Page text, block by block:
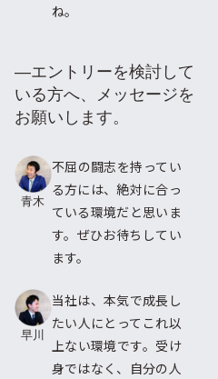
ね。
―エントリーを検討して
いる方へ、メッセージを
お願いします。
青木
不屈の闘志を持ってい
る方には、絶対に合っ
ている環境だと思いま
す。ぜひお待ちしてい
ます。
早川
当社は、本気で成長し
たい人にとってこれ以
上ない環境です。受け
身ではなく、自分の人